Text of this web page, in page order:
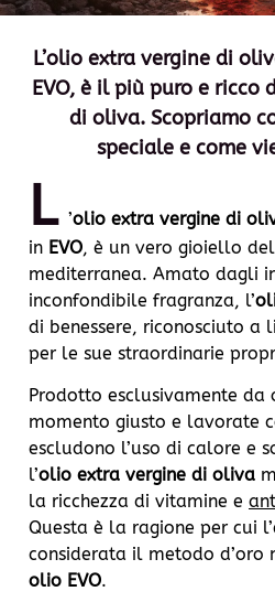
L’olio extra vergine di
EVO, è il più puro e
di oliva. Scopriamo
speciale e come
L ’olio extra vergine di
in EVO, è un vero gioiello
mediterranea. Amato dagli
inconfondibile fragranza, l’
di benessere, riconosciuto a
per le sue straordinarie
Prodotto esclusivamente
momento giusto e lavorate
escludono l’uso di calore e
l’olio extra vergine di oliva
la ricchezza di vitamine e
Questa è la ragione per cui
considerata il metodo d’oro
olio EVO.